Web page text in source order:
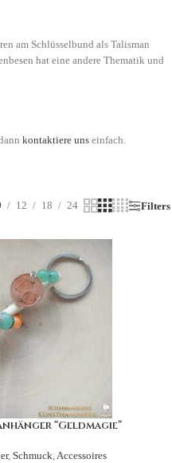
am Schlüsselbund als Talisman
hat eine andere Thematik und
kontaktiere uns einfach.
12 18 24 Filters
“Geldmagie”
, Schmuck,Accessoires